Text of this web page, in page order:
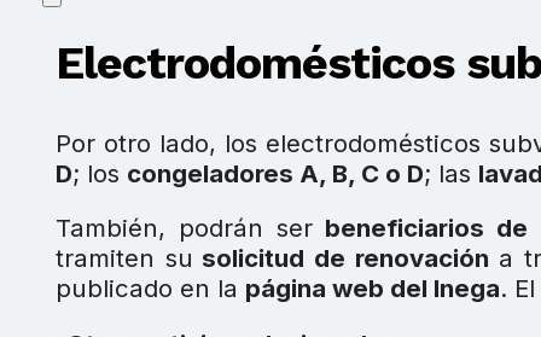
Electrodomésticos
Por otro lado, los electrodomésticos
D; los congeladores A, B, C o D; las
También, podrán ser beneficiarios de
tramiten su solicitud de renovación a
publicado en la página web del Inega. El